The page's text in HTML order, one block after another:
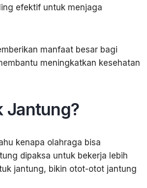
efektif untuk menjaga
manfaat besar bagi
meningkatkan kesehatan
Jantung?
kenapa olahraga bisa
dipaksa untuk bekerja lebih
jantung, bikin otot-otot jantung